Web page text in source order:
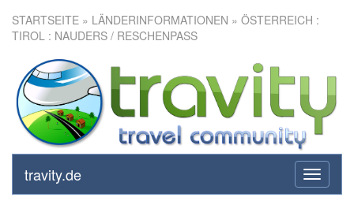
STARTSEITE » LÄNDERINFORMATIONEN » ÖSTERREICH :
TIROL : NAUDERS / RESCHENPASS
toggle
travity.de